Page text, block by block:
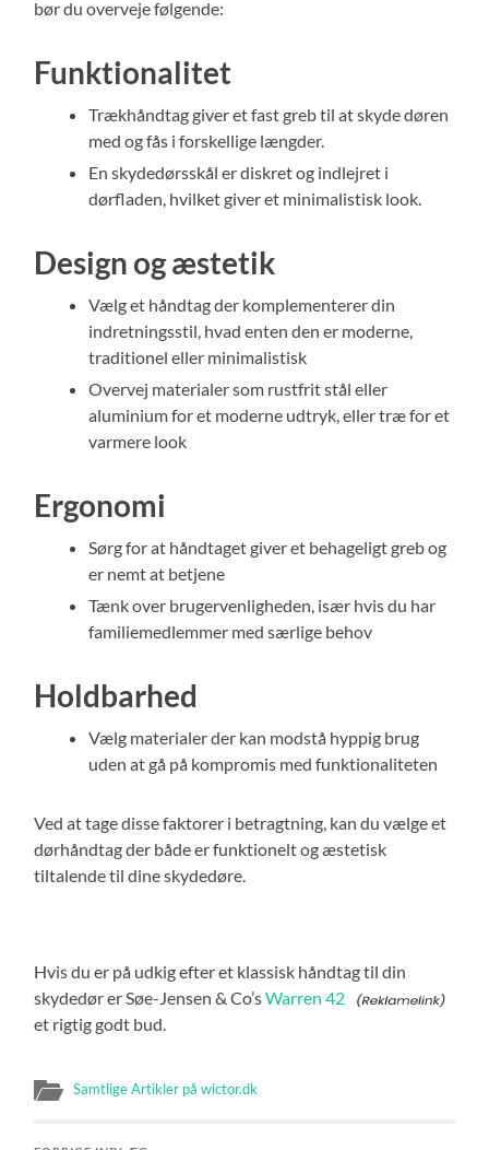
bør du overveje følgende:
Funktionalitet
Trækhåndtag giver et fast greb til at skyde døren
med og fås i forskellige længder.
En skydedørsskål er diskret og indlejret i
dørfladen, hvilket giver et minimalistisk look.
Design og æstetik
Vælg et håndtag der komplementerer din
indretningsstil, hvad enten den er moderne,
traditionel eller minimalistisk
Overvej materialer som rustfrit stål eller
aluminium for et moderne udtryk, eller træ for et
varmere look
Ergonomi
Sørg for at håndtaget giver et behageligt greb og
er nemt at betjene
Tænk over brugervenligheden, især hvis du har
familiemedlemmer med særlige behov
Holdbarhed
Vælg materialer der kan modstå hyppig brug
uden at gå på kompromis med funktionaliteten
Ved at tage disse faktorer i betragtning, kan du vælge et
dørhåndtag der både er funktionelt og æstetisk
tiltalende til dine skydedøre.
Hvis du er på udkig efter et klassisk håndtag til din
skydedør er Søe-Jensen & Co’sWarren 42
et rigtig godt bud.
Samtlige Artikler på wictor.dk